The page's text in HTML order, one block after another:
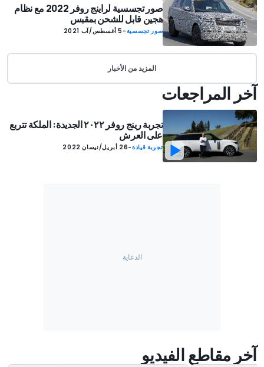
صور تجسسية لراينج روفر 2022 مع نظام
هجين قابل للشحن بمقبس
صور تجسسية- 5 أغسطس/آب 2021
المزيد من الأخبار
آخر المراجعات
تجربة رينج روفر ٢٠٢٢ الجديدة: الملكة تتربع
على العرش
تجربة قيادة-26 أبريل/نيسان 2022
آخر مقاطع الفيديو